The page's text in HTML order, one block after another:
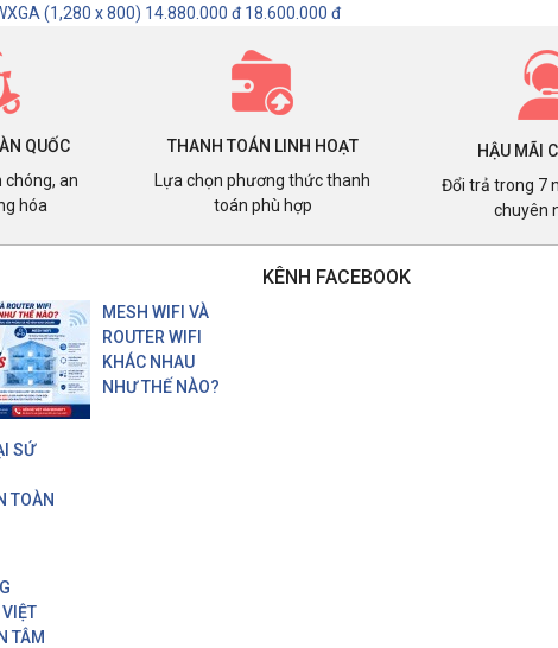
(1,280 x 800) 14.880.000 đ 18.600.000 đ
QUỐC
chóng, an
hóa
THANH TOÁN LINH HOẠT
Lựa chọn phương thức thanh
toán phù hợp
HẬU MÃI
Đổi trả trong 7
chuyên
MESH WIFI VÀ
ROUTER WIFI
KHÁC NHAU
NHƯ THẾ NÀO?
SỨ
TOÀN
TÂM
KÊNH FACEBOOK